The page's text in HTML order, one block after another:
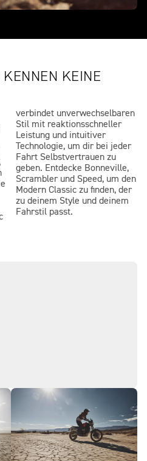
KENNEN KEINE
verbindet unverwechselbaren
Stil mit reaktionsschneller
Leistung und intuitiver
Technologie, um dir bei jeder
Fahrt Selbstvertrauen zu
geben. Entdecke Bonneville,
Scrambler und Speed, um den
Modern Classic zu finden, der
zu deinem Style und deinem
Fahrstil passt.